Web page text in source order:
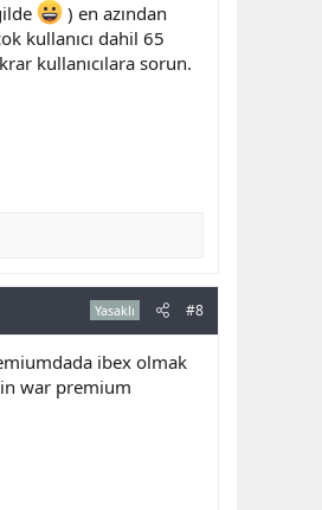
) en azından
kullanıcı dahil 65
kullanıcılara sorun.
Yasaklı #8
ibex olmak
war premium